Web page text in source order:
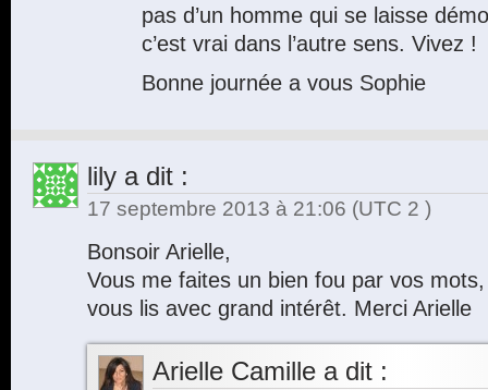
pas d’un homme qui se laisse
c’est vrai dans l’autre sens. Vivez !
Bonne journée a vous Sophie
lily a dit :
17 septembre 2013 à 21:06 (UTC 2 )
Bonsoir Arielle,
Vous me faites un bien fou par vos
vous lis avec grand intérêt. Merci Arielle
Arielle Camille a dit :